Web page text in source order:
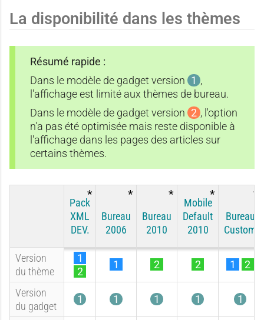
La disponibilité dans les thèmes
Résumé rapide :
Dans le modèle de gadget version 1 ,
l'affichage est limité aux thèmes de bureau.
Dans le modèle de gadget version 2 , l'option
n'a pas été optimisée mais reste disponible à
l'affichage dans les pages des articles sur
certains thèmes.
Pack
XML
DEV.
Bureau
2006
Bureau
2010
Mobile
Default
2010
Bureau
Custom
Version
du thème
1
2
1 2 2 1 2
Version
du gadget
1 1 1 1 1